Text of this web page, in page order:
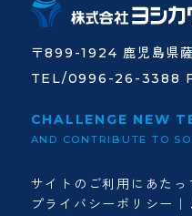
〒899-1924 鹿児島県
TEL/0996-26-3388
CHALLENGE NEW
AND CONTRIBUTE TO
サイトのご利用にあたっ
プライバシーポリシー